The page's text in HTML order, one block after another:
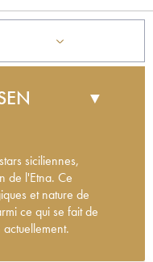
▼
siciliennes,
de l'Etna. Ce
et nature de
ce qui se fait de